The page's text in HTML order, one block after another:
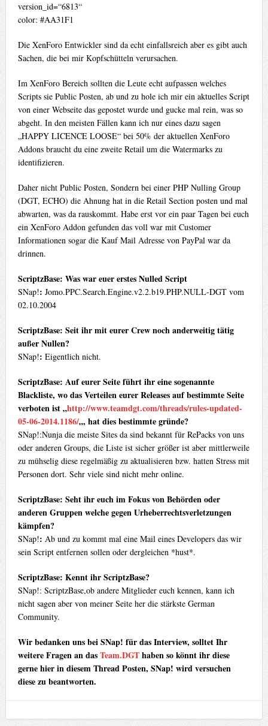
version_id=“6813“
color: #AA31F1
Die XenForo Entwickler sind da echt einfallsreich aber es gibt auch
Sachen, die bei mir Kopfschütteln verursachen.
Im XenForo Bereich sollten die Leute echt aufpassen welches
Scripts sie Public Posten, ab und zu hole ich mir ein aktuelles Script
von einer Webseite das gepostet wurde und gucke mal rein, was so
abgeht. In den meisten Fällen kann ich nur eines dazu sagen
„HAPPY LICENCE LOOSE“ bei 50% der aktuellen XenForo
Addons braucht du eine zweite Retail um die Watermarks zu
identifizieren.
Daher nicht Public Posten, Sondern bei einer PHP Nulling Group
(DGT, ECHO) die Ahnung hat in die Retail Section posten und mal
abwarten, was da rauskommt. Habe erst vor ein paar Tagen bei euch
ein XenForo Addon gefunden das voll war mit Customer
Informationen sogar die Kauf Mail Adresse von PayPal war da
drinnen.
ScriptzBase: Was war euer erstes Nulled Script
SNap!: Jomo.PPC.Search.Engine.v2.2.b19.PHP.NULL-DGT vom
02.10.2004
ScriptzBase: Seit ihr mit eurer Crew noch anderweitig tätig
außer Nullen?
SNap!: Eigentlich nicht.
ScriptzBase: Auf eurer Seite führt ihr eine sogenannte
Blackliste, wo das Verteilen eurer Releases auf bestimmte Seite
verboten ist „http://www.teamdgt.com/threads/rules-updated-
05-06-2014.1186/„, hat dies bestimmte gründe?
SNap!:Nunja die meiste Sites da sind bekannt für RePacks von uns
oder anderen Groups, die Liste ist sicher größer ist aber mittlerweile
zu mühselig diese regelmäßig zu aktualisieren bzw. hatten Stress mit
Personen dort. Sehr viele sind nicht mehr online.
ScriptzBase: Seht ihr euch im Fokus von Behörden oder
anderen Gruppen welche gegen Urheberrechtsverletzungen
kämpfen?
SNap!: Ab und zu kommt mal eine Mail eines Developers das wir
sein Script entfernen sollen oder dergleichen *hust*.
ScriptzBase: Kennt ihr ScriptzBase?
SNap!: ScriptzBase,ob andere Mitglieder euch kennen, kann ich
nicht sagen aber von meiner Seite her die stärkste German
Community.
Wir bedanken uns bei SNap! für das Interview, solltet Ihr
weitere Fragen an dasTeam.DGThaben so könnt ihr diese
gerne hier in diesem Thread Posten, SNap! wird versuchen
diese zu beantworten.